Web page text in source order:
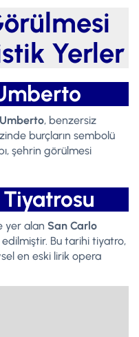
Yerler
, benzersiz
burçların sembolü
şehrin görülmesi
yer alan San Carlo
edilmiştir. Bu tarihi tiyatro,
en eski lirik opera